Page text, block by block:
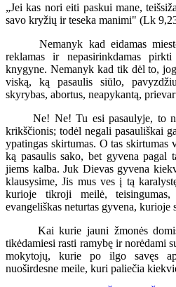
„Jei kas nori eiti paskui mane,
savo kryžių ir teseka manimi" (Lk
Nemanyk kad eidamas miesto
reklamas ir nepasirinkdamas
knygyne. Nemanyk kad tik dėl to,
viską, ką pasaulis siūlo,
skyrybas, abortus, neapykantą,
Ne! Ne! Tu esi pasaulyje, to
krikščionis; todėl negali pasauliškai
ypatingas skirtumas. O tas skirtumas
ką pasaulis sako, bet gyvena pagal
jiems kalba. Juk Dievas gyvena
klausysime, Jis mus ves į tą
kurioje tikroji meilė,
evangeliškas neturtas gyvena, kurioje
Kai kurie jauni žmonės domisi
tikėdamiesi rasti ramybę ir norėdami
mokytojų, kurie po ilgo savęs
nuoširdesne meile, kuri paliečia